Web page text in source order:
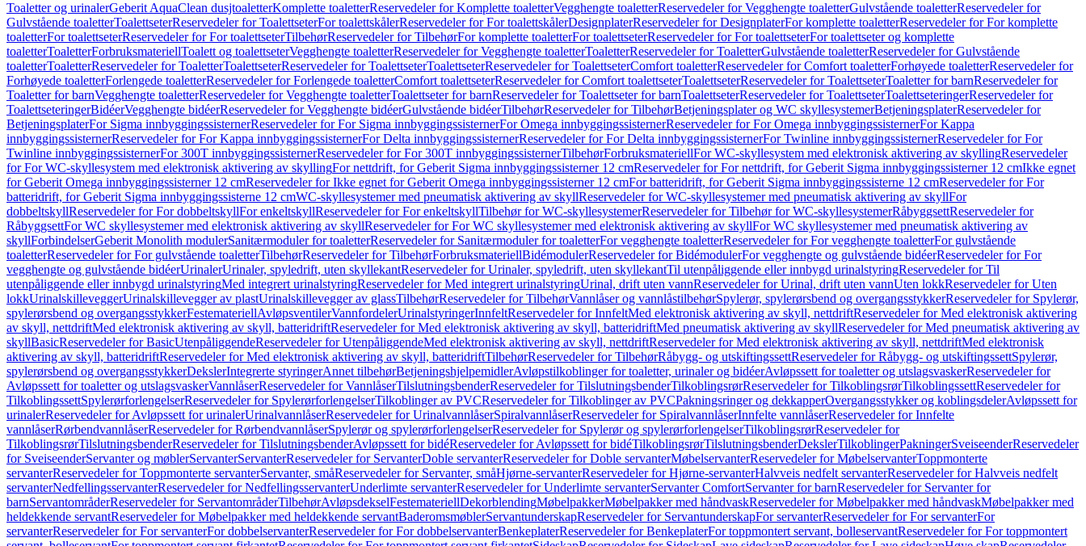
Toaletter og urinalerGeberit AquaClean dusjtoaletterKomplette toaletterReservedeler for Komplette toaletterVegghengte toaletterReservedeler for Vegghengte toaletterGulvstående toaletterReservedeler for
Gulvstående toaletterToalettseterReservedeler for ToalettseterFor toalettskålerReservedeler for For toalettskålerDesignplaterReservedeler for DesignplaterFor komplette toaletterReservedeler for For komplette
toaletterFor toalettseterReservedeler for For toalettseterTilbehørReservedeler for TilbehørFor komplette toaletterFor toalettseterReservedeler for For toalettseterFor toalettseter og komplette
toaletterToaletterForbruksmateriellToalett og toalettseterVegghengte toaletterReservedeler for Vegghengte toaletterToaletterReservedeler for ToaletterGulvstående toaletterReservedeler for Gulvstående
toaletterToaletterReservedeler for ToaletterToalettseterReservedeler for ToalettseterToalettseterReservedeler for ToalettseterComfort toaletterReservedeler for Comfort toaletterForhøyede toaletterReservedeler for
Forhøyede toaletterForlengede toaletterReservedeler for Forlengede toaletterComfort toalettseterReservedeler for Comfort toalettseterToalettseterReservedeler for ToalettseterToaletter for barnReservedeler for
Toaletter for barnVegghengte toaletterReservedeler for Vegghengte toaletterToalettseter for barnReservedeler for Toalettseter for barnToalettseterReservedeler for ToalettseterToalettseteringerReservedeler for
ToalettseteringerBidéerVegghengte bidéerReservedeler for Vegghengte bidéerGulvstående bidéerTilbehørReservedeler for TilbehørBetjeningsplater og WC skyllesystemerBetjeningsplaterReservedeler for
BetjeningsplaterFor Sigma innbyggingssisternerReservedeler for For Sigma innbyggingssisternerFor Omega innbyggingssisternerReservedeler for For Omega innbyggingssisternerFor Kappa
innbyggingssisternerReservedeler for For Kappa innbyggingssisternerFor Delta innbyggingssisternerReservedeler for For Delta innbyggingssisternerFor Twinline innbyggingssisternerReservedeler for For
Twinline innbyggingssisternerFor 300T innbyggingssisternerReservedeler for For 300T innbyggingssisternerTilbehørForbruksmateriellFor WC-skyllesystem med elektronisk aktivering av skyllingReservedeler
for For WC-skyllesystem med elektronisk aktivering av skyllingFor nettdrift, for Geberit Sigma innbyggingssisterner 12 cmReservedeler for For nettdrift, for Geberit Sigma innbyggingssisterner 12 cmIkke egnet
for Geberit Omega innbyggingssisterner 12 cmReservedeler for Ikke egnet for Geberit Omega innbyggingssisterner 12 cmFor batteridrift, for Geberit Sigma innbyggingssisterne 12 cmReservedeler for For
batteridrift, for Geberit Sigma innbyggingssisterne 12 cmWC-skyllesystemer med pneumatisk aktivering av skyllReservedeler for WC-skyllesystemer med pneumatisk aktivering av skyllFor
dobbeltskyllReservedeler for For dobbeltskyllFor enkeltskyllReservedeler for For enkeltskyllTilbehør for WC-skyllesystemerReservedeler for Tilbehør for WC-skyllesystemerRåbyggsettReservedeler for
RåbyggsettFor WC skyllesystemer med elektronisk aktivering av skyllReservedeler for For WC skyllesystemer med elektronisk aktivering av skyllFor WC skyllesystemer med pneumatisk aktivering av
skyllForbindelserGeberit Monolith modulerSanitærmoduler for toaletterReservedeler for Sanitærmoduler for toaletterFor vegghengte toaletterReservedeler for For vegghengte toaletterFor gulvstående
toaletterReservedeler for For gulvstående toaletterTilbehørReservedeler for TilbehørForbruksmateriellBidémodulerReservedeler for BidémodulerFor vegghengte og gulvstående bidéerReservedeler for For
vegghengte og gulvstående bidéerUrinalerUrinaler, spyledrift, uten skyllekantReservedeler for Urinaler, spyledrift, uten skyllekantTil utenpåliggende eller innbygd urinalstyringReservedeler for Til
utenpåliggende eller innbygd urinalstyringMed integrert urinalstyringReservedeler for Med integrert urinalstyringUrinal, drift uten vannReservedeler for Urinal, drift uten vannUten lokkReservedeler for Uten
lokkUrinalskilleveggerUrinalskillevegger av plastUrinalskillevegger av glassTilbehørReservedeler for TilbehørVannlåser og vannlåstilbehørSpylerør, spylerørsbend og overgangsstykkerReservedeler for Spylerør,
spylerørsbend og overgangsstykkerFestemateriellAvløpsventilerVannfordelerUrinalstyringerInnfeltReservedeler for InnfeltMed elektronisk aktivering av skyll, nettdriftReservedeler for Med elektronisk aktivering
av skyll, nettdriftMed elektronisk aktivering av skyll, batteridriftReservedeler for Med elektronisk aktivering av skyll, batteridriftMed pneumatisk aktivering av skyllReservedeler for Med pneumatisk aktivering av
skyllBasicReservedeler for BasicUtenpåliggendeReservedeler for UtenpåliggendeMed elektronisk aktivering av skyll, nettdriftReservedeler for Med elektronisk aktivering av skyll, nettdriftMed elektronisk
aktivering av skyll, batteridriftReservedeler for Med elektronisk aktivering av skyll, batteridriftTilbehørReservedeler for TilbehørRåbygg- og utskiftingssettReservedeler for Råbygg- og utskiftingssettSpylerør,
spylerørsbend og overgangsstykkerDekslerIntegrerte styringerAnnet tilbehørBetjeningshjelpemidlerAvløpstilkoblinger for toaletter, urinaler og bidéerAvløpssett for toaletter og utslagsvaskerReservedeler for
Avløpssett for toaletter og utslagsvaskerVannlåserReservedeler for VannlåserTilslutningsbenderReservedeler for TilslutningsbenderTilkoblingsrørReservedeler for TilkoblingsrørTilkoblingssettReservedeler for
TilkoblingssettSpylerørforlengelserReservedeler for SpylerørforlengelserTilkoblinger av PVCReservedeler for Tilkoblinger av PVCPakningsringer og dekkapperOvergangsstykker og koblingsdelerAvløpssett for
urinalerReservedeler for Avløpssett for urinalerUrinalvannlåserReservedeler for UrinalvannlåserSpiralvannlåserReservedeler for SpiralvannlåserInnfelte vannlåserReservedeler for Innfelte
vannlåserRørbendvannlåserReservedeler for RørbendvannlåserSpylerør og spylerørforlengelserReservedeler for Spylerør og spylerørforlengelserTilkoblingsrørReservedeler for
TilkoblingsrørTilslutningsbenderReservedeler for TilslutningsbenderAvløpssett for bidéReservedeler for Avløpssett for bidéTilkoblingsrørTilslutningsbenderDekslerTilkoblingerPakningerSveiseenderReservedeler
for SveiseenderServanter og møblerServanterServanterReservedeler for ServanterDoble servanterReservedeler for Doble servanterMøbelservanterReservedeler for MøbelservanterToppmonterte
servanterReservedeler for Toppmonterte servanterServanter, småReservedeler for Servanter, småHjørne-servanterReservedeler for Hjørne-servanterHalvveis nedfelt servanterReservedeler for Halvveis nedfelt
servanterNedfellingsservanterReservedeler for NedfellingsservanterUnderlimte servanterReservedeler for Underlimte servanterServanter ComfortServanter for barnReservedeler for Servanter for
barnServantområderReservedeler for ServantområderTilbehørAvløpsdekselFestemateriellDekorblendingMøbelpakkerMøbelpakker med håndvaskReservedeler for Møbelpakker med håndvaskMøbelpakker med
heldekkende servantReservedeler for Møbelpakker med heldekkende servantBaderomsmøblerServantunderskapReservedeler for ServantunderskapFor servanterReservedeler for For servanterFor
servanterReservedeler for For servanterFor dobbelservanterReservedeler for For dobbelservanterBenkeplaterReservedeler for BenkeplaterFor toppmontert servant, bolleservantReservedeler for For toppmontert